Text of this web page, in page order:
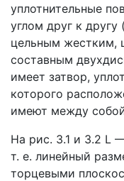
уплотнительные
углом друг к
цельным жестким,
составным
имеет затвор,
которого
имеют между
На рис. 3.1 и 3.2 L
т. е. линейный
торцевыми